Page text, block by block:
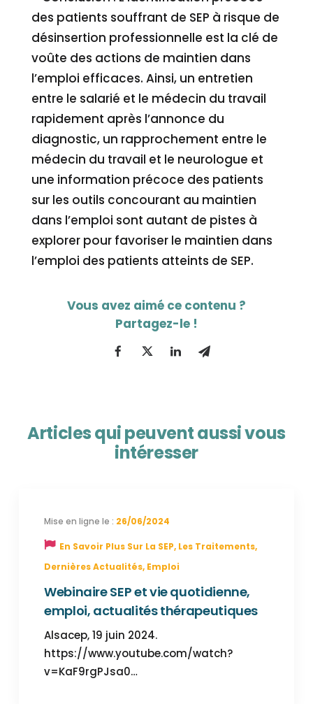
des patients souffrant de SEP à risque de
désinsertion professionnelle est la clé de
voûte des actions de maintien dans
l’emploi efficaces. Ainsi, un entretien
entre le salarié et le médecin du travail
rapidement après l’annonce du
diagnostic, un rapprochement entre le
médecin du travail et le neurologue et
une information précoce des patients
sur les outils concourant au maintien
dans l’emploi sont autant de pistes à
explorer pour favoriser le maintien dans
l’emploi des patients atteints de SEP.
Articles qui peuvent aussi vous
intéresser
26/06/2024
En Savoir Plus Sur La SEP, Les Traitements,
Dernières Actualités, Emploi
Webinaire SEP et vie quotidienne,
emploi, actualités thérapeutiques
Alsacep, 19 juin 2024.
https://www.youtube.com/watch?
v=KaF9rgPJsa0…